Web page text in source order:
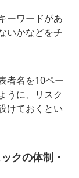
ーワードがあ
いかなどをチ
者名を10ペー
うに、リスク
けておくとい
クの体制・